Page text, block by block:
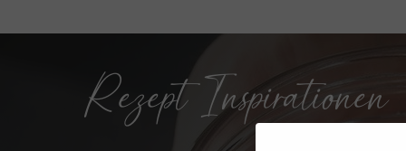
Rezept Inspirationen